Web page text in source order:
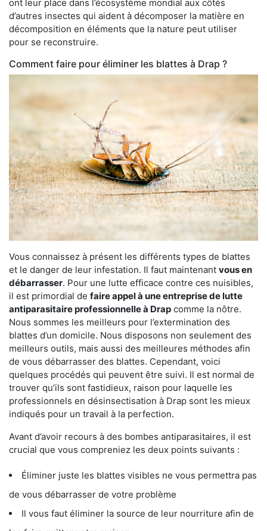
ont leur place dans l’écosystème mondial aux côtés
d’autres insectes qui aident à décomposer la matière en
décomposition en éléments que la nature peut utiliser
pour se reconstruire.
Comment faire pour éliminer les blattes à Drap ?
Vous connaissez à présent les différents types de blattes
et le danger de leur infestation. Il faut maintenant vous en
débarrasser. Pour une lutte efficace contre ces nuisibles,
il est primordial de faire appel à une entreprise de lutte
antiparasitaire professionnelle à Drap comme la nôtre.
Nous sommes les meilleurs pour l’extermination des
blattes d’un domicile. Nous disposons non seulement des
meilleurs outils, mais aussi des meilleures méthodes afin
de vous débarrasser des blattes. Cependant, voici
quelques procédés qui peuvent être suivi. Il est normal de
trouver qu’ils sont fastidieux, raison pour laquelle les
professionnels en désinsectisation à Drap sont les mieux
indiqués pour un travail à la perfection.
Avant d’avoir recours à des bombes antiparasitaires, il est
crucial que vous compreniez les deux points suivants :
Éliminer juste les blattes visibles ne vous permettra pas
de vous débarrasser de votre problème
Il vous faut éliminer la source de leur nourriture afin de